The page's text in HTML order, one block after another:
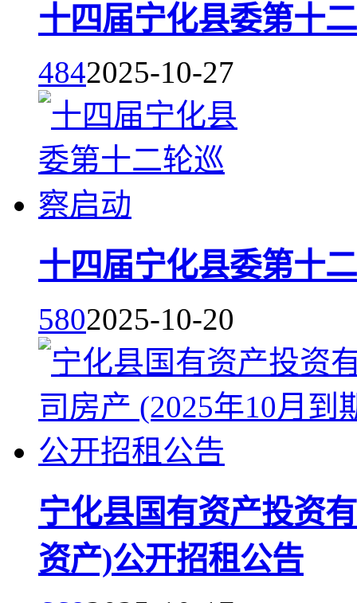
十四届宁化县委第十
4842025-10-27
十四届宁化县委第十
5802025-10-20
宁化县国有资产投资
资产)公开招租公告